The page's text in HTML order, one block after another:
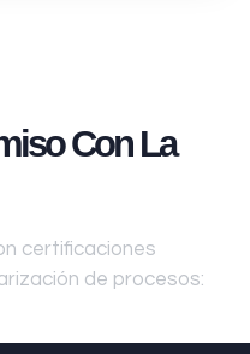
Con La
certificaciones
de procesos: